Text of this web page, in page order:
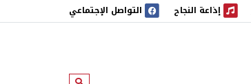
إذاعة النجاح
إذاعة النجاح التواصل الإجتماعي